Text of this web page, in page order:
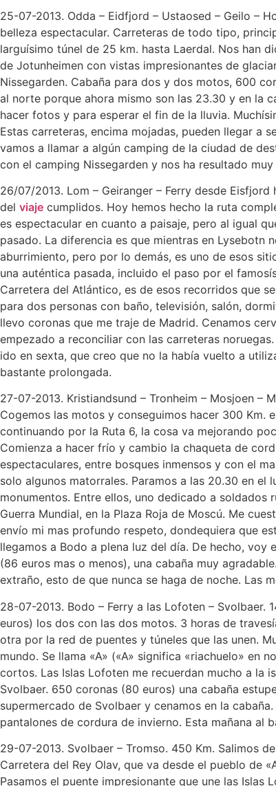
25-07-2013. Odda – Eidfjord – Ustaosed – Geilo –
belleza espectacular. Carreteras de todo tipo,
larguísimo túnel de 25 km. hasta Laerdal. Nos han
de Jotunheimen con vistas impresionantes de
Nissegarden. Cabaña para dos y dos motos, 600
al norte porque ahora mismo son las 23.30 y en la
hacer fotos y para esperar el fin de la lluvia.
Estas carreteras, encima mojadas, pueden llegar a
vamos a llamar a algún camping de la ciudad de
con el camping Nissegarden y nos ha resultado
26/07/2013. Lom – Geiranger – Ferry desde
del viaje cumplidos. Hoy hemos hecho la ruta
es espectacular en cuanto a paisaje, pero al igual
pasado. La diferencia es que mientras en Lysebotn
aburrimiento, pero por lo demás, es uno de esos
una auténtica pasada, incluido el paso por el
Carretera del Atlántico, es de esos recorridos que
para dos personas con baño, televisión, salón,
llevo coronas que me traje de Madrid. Cenamos
empezado a reconciliar con las carreteras
ido en sexta, que creo que no la había vuelto a
bastante prolongada.
27-07-2013. Kristiandsund – Tronheim – Mosjoen –
Cogemos las motos y conseguimos hacer 300 Km.
continuando por la Ruta 6, la cosa va mejorando
Comienza a hacer frío y cambio la chaqueta de
espectaculares, entre bosques inmensos y con el
solo algunos matorrales. Paramos a las 20.30 en
monumentos. Entre ellos, uno dedicado a
Guerra Mundial, en la Plaza Roja de Moscú. Me
envío mi mas profundo respeto, dondequiera que
llegamos a Bodo a plena luz del día. De hecho,
(86 euros mas o menos), una cabaña muy
extraño, esto de que nunca se haga de noche. Las
28-07-2013. Bodo – Ferry a las Lofoten – Svolbaer.
euros) los dos con las dos motos. 3 horas de
otra por la red de puentes y túneles que las unen.
mundo. Se llama «A» («A» significa «riachuelo» en
cortos. Las Islas Lofoten me recuerdan mucho a la
Svolbaer. 650 coronas (80 euros) una cabaña
supermercado de Svolbaer y cenamos en la
pantalones de cordura de invierno. Esta mañana
29-07-2013. Svolbaer – Tromso. 450 Km. Salimos
Carretera del Rey Olav, que va desde el pueblo de
Pasamos el puente impresionante que une las